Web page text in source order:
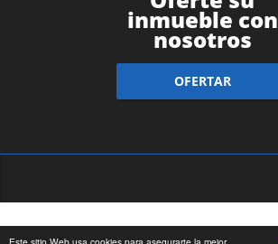
inmueble con
nosotros
OFERTAR